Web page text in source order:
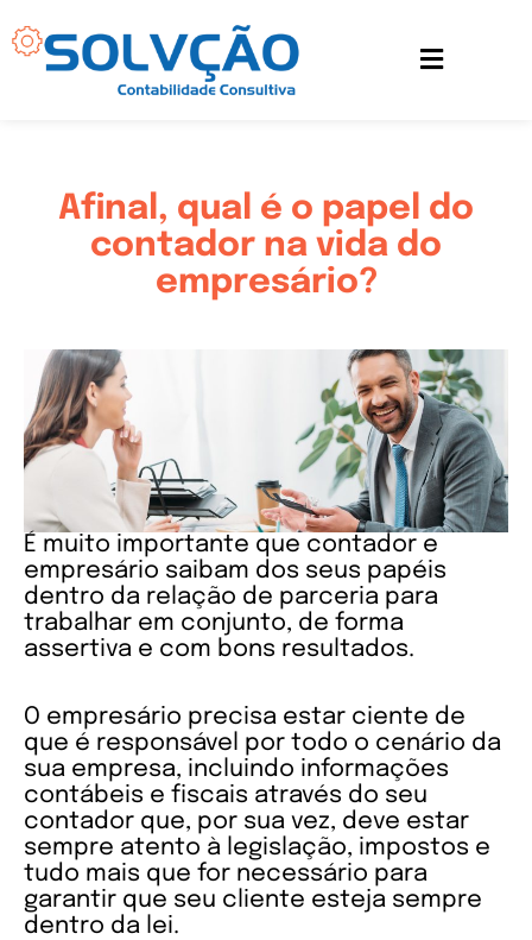
para
Afinal, qual é o papel do
contador na vida do
empresário?
É muito importante que contador e
empresário saibam dos seus papéis
dentro da relação de parceria para
trabalhar em conjunto, de forma
assertiva e com bons resultados.
O empresário precisa estar ciente de
que é responsável por todo o cenário da
sua empresa, incluindo informações
contábeis e fiscais através do seu
contador que, por sua vez, deve estar
sempre atento à legislação, impostos e
tudo mais que for necessário para
garantir que seu cliente esteja sempre
dentro da lei.